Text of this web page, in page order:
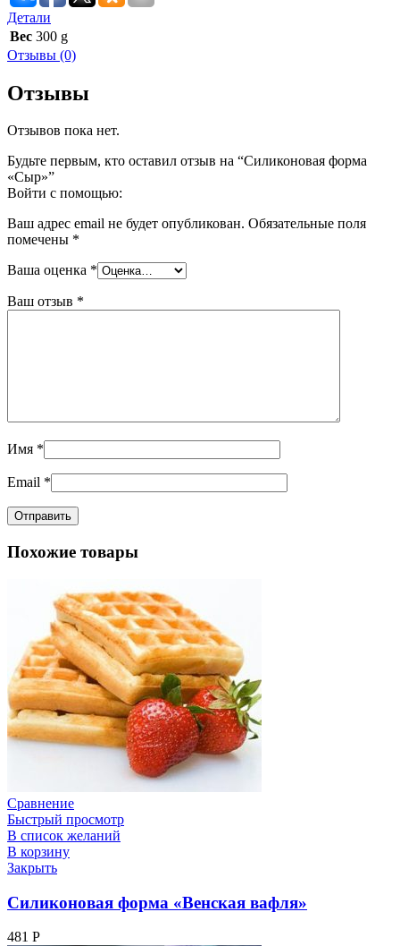
Детали
Вес 300 g
Отзывы (0)
Отзывы
Отзывов пока нет.
Будьте первым, кто оставил отзыв на “Силиконовая форма
«Сыр»”
Войти с помощью:
Ваш адрес email не будет опубликован. Обязательные поля
помечены *
Ваша оценка *
Ваш отзыв *
Имя *
Email *
Похожие товары
Сравнение
Быстрый просмотр
В список желаний
В корзину
Закрыть
Силиконовая форма «Венская вафля»
481 Р